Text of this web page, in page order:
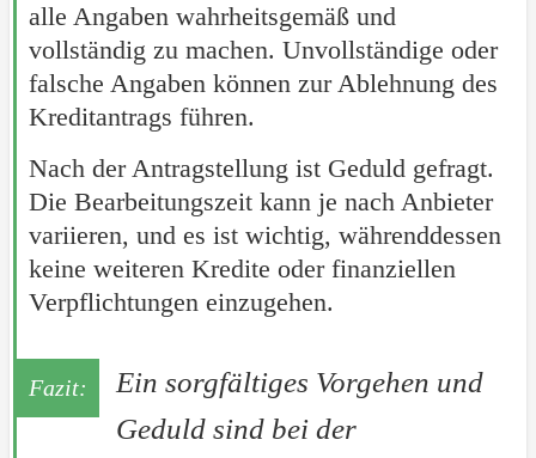
alle Angaben wahrheitsgemäß und
vollständig zu machen. Unvollständige oder
falsche Angaben können zur Ablehnung des
Kreditantrags führen.
Nach der Antragstellung ist Geduld gefragt.
Die Bearbeitungszeit kann je nach Anbieter
variieren, und es ist wichtig, währenddessen
keine weiteren Kredite oder finanziellen
Verpflichtungen einzugehen.
Ein sorgfältiges Vorgehen und
Geduld sind bei der